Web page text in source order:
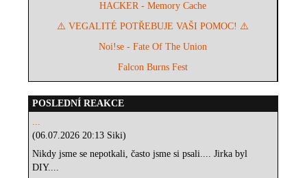
HACKER - Memory Cache
⚠️ VEGALITÉ POTŘEBUJE VAŠI POMOC! ⚠️
Noi!se - Fate Of The Union
Falcon Burns Fest
POSLEDNÍ REAKCE
...
(06.07.2026 20:13 Siki)
Nikdy jsme se nepotkali, často jsme si psali.... Jirka byl
DIY....